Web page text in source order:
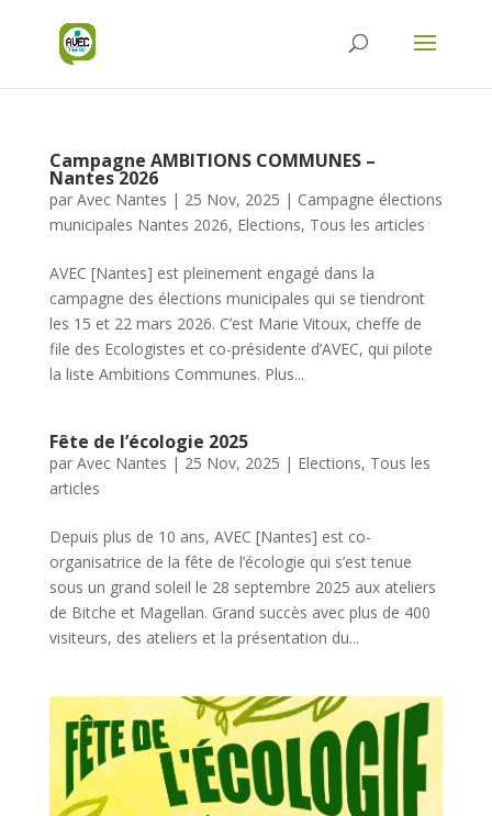
Campagne AMBITIONS COMMUNES –
Nantes 2026
par Avec Nantes | 25 Nov, 2025 | Campagne élections
municipales Nantes 2026, Elections, Tous les articles
AVEC [Nantes] est pleinement engagé dans la
campagne des élections municipales qui se tiendront
les 15 et 22 mars 2026. C’est Marie Vitoux, cheffe de
file des Ecologistes et co-présidente d’AVEC, qui pilote
la liste Ambitions Communes. Plus...
Fête de l’écologie 2025
par Avec Nantes | 25 Nov, 2025 | Elections, Tous les
articles
Depuis plus de 10 ans, AVEC [Nantes] est co-
organisatrice de la fête de l’écologie qui s’est tenue
sous un grand soleil le 28 septembre 2025 aux ateliers
de Bitche et Magellan. Grand succès avec plus de 400
visiteurs, des ateliers et la présentation du...